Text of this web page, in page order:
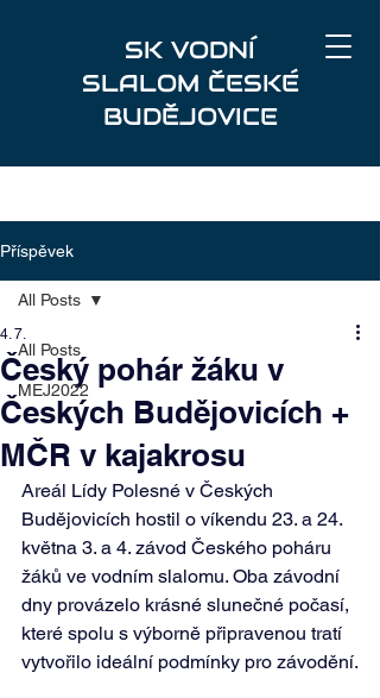
SK VODNÍ
SLALOM ČESKÉ
BUDĚJOVICE
Příspěvek
All Posts
MEJ2022
All Posts
Český pohár žáku v
Českých Budějovicích +
MČR v kajakrosu
4. 7.
Areál Lídy Polesné v Českých
Budějovicích hostil o víkendu 23. a 24.
května 3. a 4. závod Českého poháru
žáků ve vodním slalomu. Oba závodní
dny provázelo krásné slunečné počasí,
které spolu s výborně připravenou tratí
vytvořilo ideální podmínky pro závodění.